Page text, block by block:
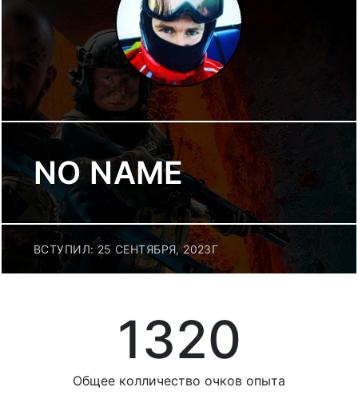
NO NAME
ВСТУПИЛ: 25 СЕНТЯБРЯ, 2023Г
1320
Общее колличество очков опыта